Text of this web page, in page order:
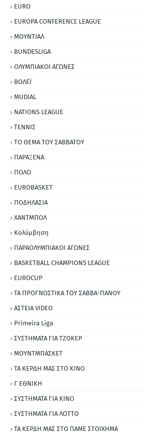
EURO
EUROPA CONFERENCE LEAGUE
ΜΟΥΝΤΙΑΛ
BUNDESLIGA
ΟΛΥΜΠΙΑΚΟΙ ΑΓΩΝΕΣ
ΒΟΛΕΪ
MUDIAL
NATIONS LEAGUE
ΤΕΝΝΙΣ
ΤΟ ΘΕΜΑ ΤΟΥ ΣΑΒΒΑΤΟΥ
ΠΑΡΑΞΕΝΑ
ΠΟΛΟ
EUROBASKET
ΠΟΔΗΛΑΣΙΑ
ΧΑΝΤΜΠΟΛ
Κολύμβηση
ΠΑΡΑΟΛΥΜΠΙΑΚΟΙ ΑΓΩΝΕΣ
BASKETBALL CHAMPIONS LEAGUE
EUROCUP
ΤΑ ΠΡΟΓΝΩΣΤΙΚΑ ΤΟΥ ΣΑΒΒΑ-ΠΑΝΟΥ
ΑΣΤΕΙΑ VIDEO
Primeira Liga
ΣΥΣΤΗΜΑΤΑ ΓΙΑ ΤΖΟΚΕΡ
ΜΟΥΝΤΜΠΑΣΚΕΤ
ΤΑ ΚΕΡΔΗ ΜΑΣ ΣΤΟ ΚΙΝΟ
Γ ΕΘΝΙΚΗ
ΣΥΣΤΗΜΑΤΑ ΓΙΑ ΚΙΝΟ
ΣΥΣΤΗΜΑΤΑ ΓΙΑ ΛΟΤΤΟ
ΤΑ ΚΕΡΔΗ ΜΑΣ ΣΤΟ ΠΑΜΕ ΣΤΟΙΧΗΜΑ